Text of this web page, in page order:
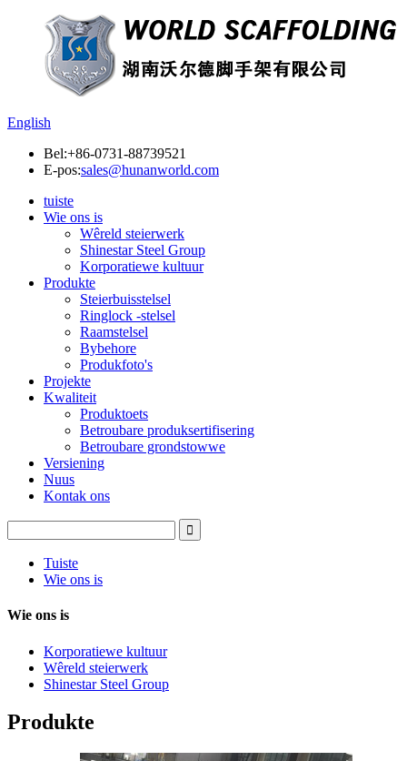
English
Bel:+86-0731-88739521
E-pos:sales@hunanworld.com
tuiste
Wie ons is
Wêreld steierwerk
Shinestar Steel Group
Korporatiewe kultuur
Produkte
Steierbuisstelsel
Ringlock -stelsel
Raamstelsel
Bybehore
Produkfoto's
Projekte
Kwaliteit
Produktoets
Betroubare produksertifisering
Betroubare grondstowwe
Versiening
Nuus
Kontak ons
Tuiste
Wie ons is
Wie ons is
Korporatiewe kultuur
Wêreld steierwerk
Shinestar Steel Group
Produkte